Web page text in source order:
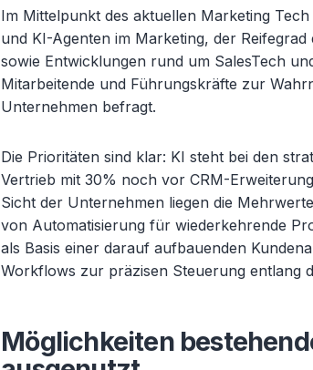
Im Mittelpunkt des aktuellen Marketing
und KI-Agenten im Marketing, der
sowie Entwicklungen rund um SalesTech
Mitarbeitende und Führungskräfte zur
Unternehmen befragt.
Die Prioritäten sind klar: KI steht bei den
Vertrieb mit 30% noch vor CRM-
Sicht der Unternehmen liegen die
von Automatisierung für wiederkehrende
als Basis einer darauf aufbauenden
Workflows zur präzisen Steuerung entlang
Möglichkeiten